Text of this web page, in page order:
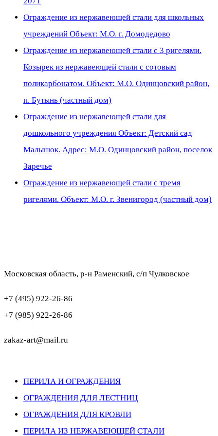
Ограждение из нержавеющей стали для школьных
учреждений Объект: М.О. г. Домодедово
Ограждение из нержавеющей стали с 3 ригелями.
Козырек из нержавеющей стали с сотовым
поликарбонатом. Объект: М.О. Одинцовский район,
п. Бутынь (частный дом)
Ограждение из нержавеющей стали для
дошкольного учреждения Объект: Детский сад
Малышок. Адрес: М.О. Одинцовский район, поселок
Заречье
Ограждение из нержавеющей стали с тремя
ригелями. Объект: М.О. г. Звенигород (частный дом)
Московская область, р-н Раменский, с/п Чулковское
+7 (495) 922-26-86
+7 (985) 922-26-86
zakaz-art@mail.ru
ПЕРИЛА И ОГРАЖДЕНИЯ
ОГРАЖДЕНИЯ ДЛЯ ЛЕСТНИЦ
ОГРАЖДЕНИЯ ДЛЯ КРОВЛИ
ПЕРИЛА ИЗ НЕРЖАВЕЮЩЕЙ СТАЛИ